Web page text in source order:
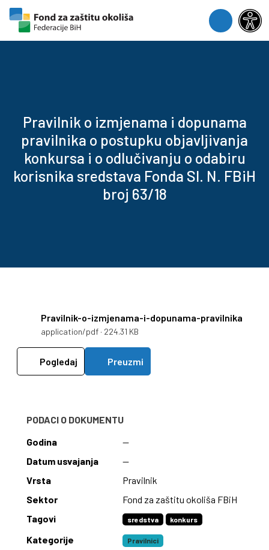
Skip to content
Skip to footer
Menu
Pravilnik o izmjenama i dopunama
pravilnika o postupku objavljivanja
konkursa i o odlučivanju o odabiru
korisnika sredstava Fonda Sl. N. FBiH
broj 63/18
Pravilnik-o-izmjenama-i-dopunama-pravilnika
application/pdf · 224.31 KB
Pogledaj Preuzmi
PODACI O DOKUMENTU
Godina
—
Datum usvajanja
—
Vrsta
Pravilnik
Sektor
Fond za zaštitu okoliša FBiH
Tagovi
sredstva konkurs
Kategorije Pravilnici